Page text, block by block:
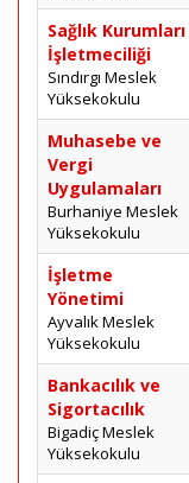
Sağlık Kurumları
İşletmeciliği
Sındırgı Meslek
Yüksekokulu
Muhasebe ve
Vergi
Uygulamaları
Burhaniye Meslek
Yüksekokulu
İşletme
Yönetimi
Ayvalık Meslek
Yüksekokulu
Bankacılık ve
Sigortacılık
Bigadiç Meslek
Yüksekokulu